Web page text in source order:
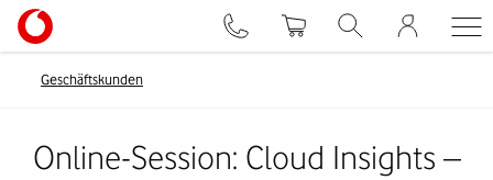
Geschäftskunden
Online-Session: Cloud Insights –